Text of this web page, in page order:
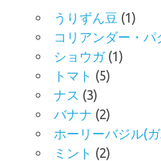
うりずん豆 (1)
コリアンダー・パ
ショウガ(1)
トマト (5)
ナス (3)
バナナ (2)
ホーリーバジル(
ミント (2)